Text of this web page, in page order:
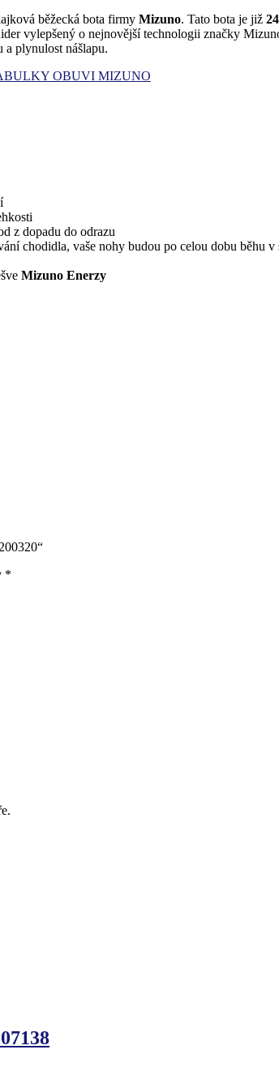
běžecká bota firmy Mizuno. Tato bota je již 24
vylepšený o nejnovější technologii značky
plynulost nášlapu.
OBUVI MIZUNO
z dopadu do odrazu
chodidla, vaše nohy budou po celou dobu běhu v
Mizuno Enerzy
*